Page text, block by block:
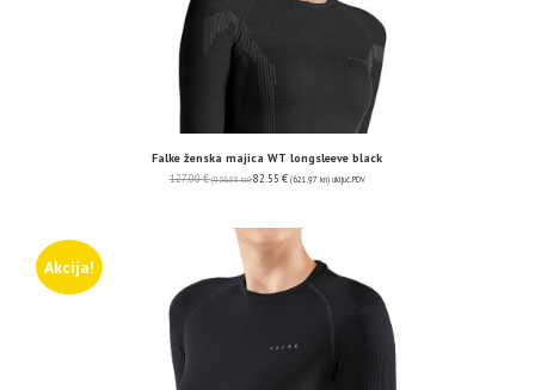
Falke ženska majica WT longsleeve black
127.00€ (956.88 kn) 82.55 € (621.97 kn) uključ. PDV
Akcija!